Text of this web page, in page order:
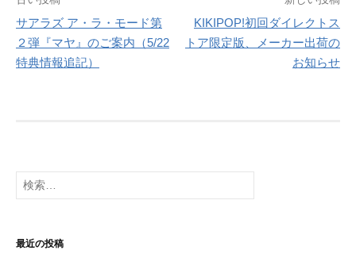
稿
ナ
シ
ョ
ン
サアラズ ア・ラ・モード第
２弾『マヤ』のご案内（5/22
特典情報追記）
KIKIPOP!初回ダイレクトス
トア限定版、メーカー出荷の
お知らせ
検
索:
最近の投稿